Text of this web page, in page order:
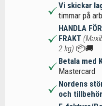
Vi skickar
timmar på
HANDLA
FRAKT
2 kg) 📦🚚
Betala med
Mastercard
Nordens
och tillbehör